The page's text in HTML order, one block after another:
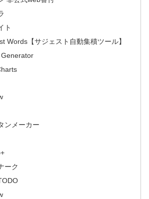
ト
Words【サジェスト自動集積ツール】
ンメーカー
ーク